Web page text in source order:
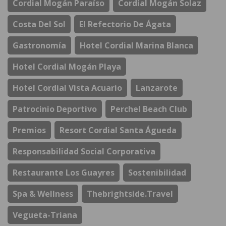
Cordial Mogán Paraíso
Cordial Mogán Solaz
Costa Del Sol
El Refectorio De Ágata
Gastronomía
Hotel Cordial Marina Blanca
Hotel Cordial Mogán Playa
Hotel Cordial Vista Acuario
Lanzarote
Patrocinio Deportivo
Perchel Beach Club
Premios
Resort Cordial Santa Águeda
Responsabilidad Social Corporativa
Restaurante Los Guayres
Sostenibilidad
Spa & Wellness
Thebrightside.travel
Vegueta-Triana